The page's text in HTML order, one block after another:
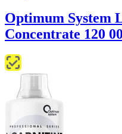
Optimum System
Concentrate 120